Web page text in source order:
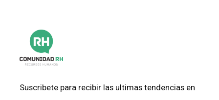
Suscribete para recibir las ultimas tendencias en